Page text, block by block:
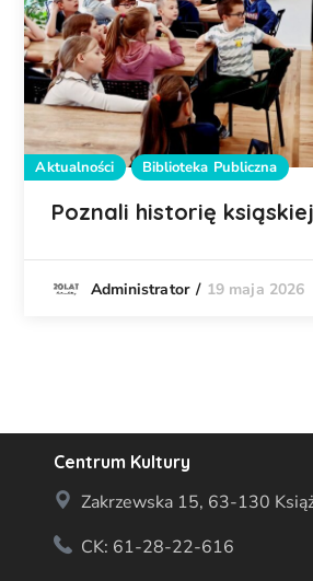
Aktualności Biblioteka Publiczna
Poznali historię
Administrator 19 maja 2026
Centrum Kultury
Zakrzewska 15, 63-130
CK: 61-28-22-616